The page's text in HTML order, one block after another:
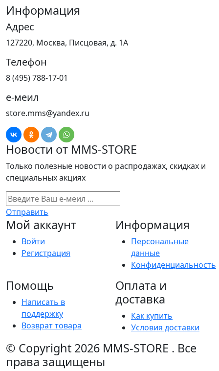
Информация
Адрес
127220, Москва, Писцовая, д. 1А
Телефон
8 (495) 788-17-01
е-меил
store.mms@yandex.ru
Новости от MMS-STORE
Только полезные новости о распродажах, скидках и
специальных акциях
Отправить
Мой аккаунт
Войти
Регистрация
Информация
Персональные
данные
Конфиденциальность
Помощь
Написать в
поддержку
Возврат товара
Оплата и
доставка
Как купить
Условия доставки
© Copyright 2026 MMS-STORE . Все
права защищены